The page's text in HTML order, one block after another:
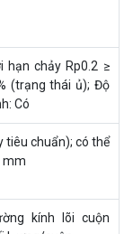
hạn chảy Rp0.2 ≥
(trạng thái ủ); Độ
Có
chuẩn); có thể
mm
kính lõi cuộn